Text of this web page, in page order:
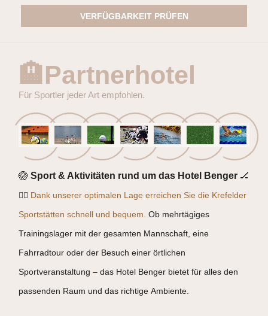
VERFÜGBARKEIT PRÜFEN
🏨Partnerhotel
Für Sportler jeder Art empfohlen.
🏐 Sport & Aktivitäten rund um das Hotel Benger 🏒
🏃‍♂️ Dank unserer optimalen Lage erreichen Sie die Krefelder
Sportstätten schnell und bequem. Ob mehrtägiges
Trainingslager mit der gesamten Mannschaft, eine
Fahrradtour oder der Besuch einer örtlichen
Sportveranstaltung – das Hotel Benger bietet für alles den
passenden Raum und das richtige Ambiente.